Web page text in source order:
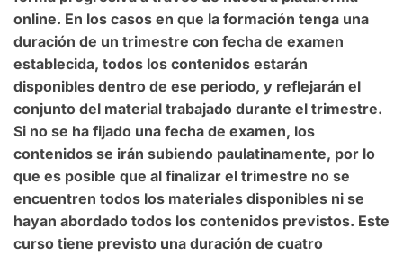
online. En los casos en que la formación tenga una
duración de un trimestre con fecha de examen
establecida, todos los contenidos estarán
disponibles dentro de ese periodo, y reflejarán el
conjunto del material trabajado durante el trimestre.
Si no se ha fijado una fecha de examen, los
contenidos se irán subiendo paulatinamente, por lo
que es posible que al finalizar el trimestre no se
encuentren todos los materiales disponibles ni se
hayan abordado todos los contenidos previstos. Este
curso tiene previsto una duración de cuatro